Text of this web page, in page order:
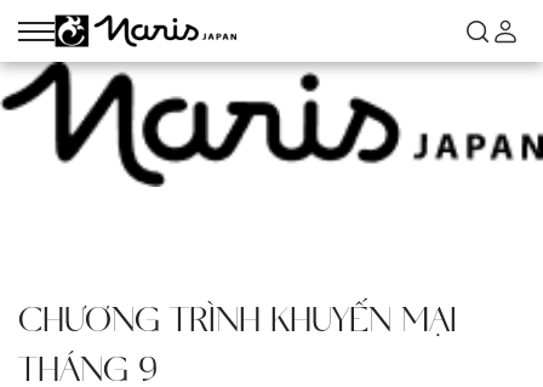
CHƯƠNG TRÌNH KHUYẾN MẠI
THÁNG 9